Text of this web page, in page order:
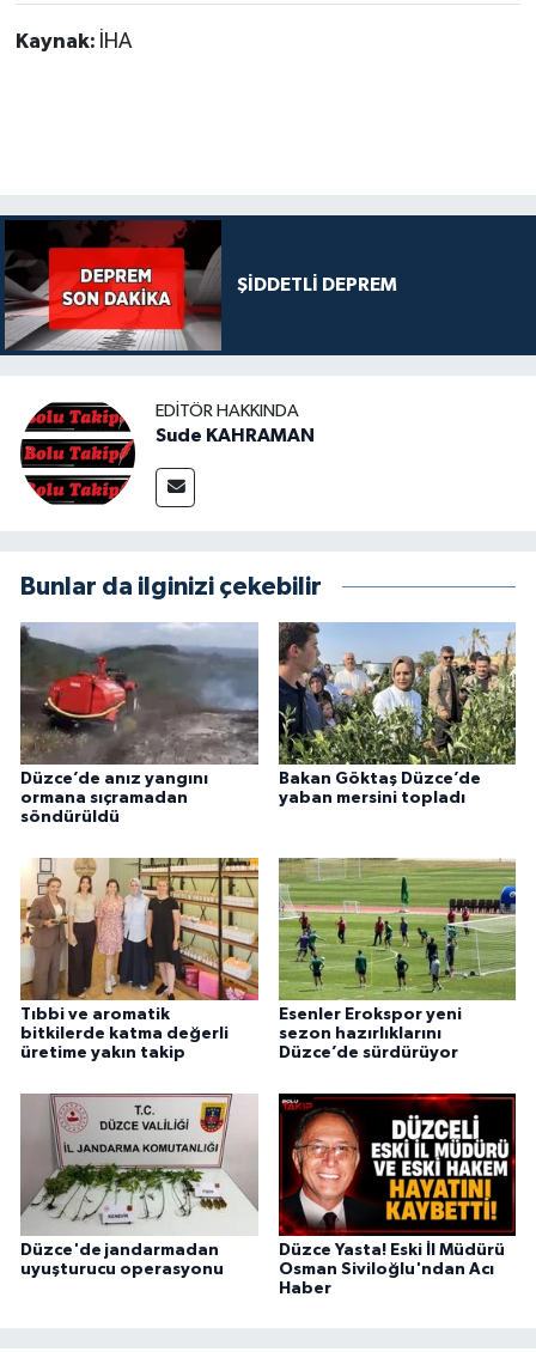
Kaynak: İHA
ŞİDDETLİ DEPREM
EDITÖR HAKKINDA
Sude KAHRAMAN
Bunlar da ilginizi çekebilir
Düzce’de anız yangını
ormana sıçramadan
söndürüldü
Bakan Göktaş Düzce’de
yaban mersini topladı
Tıbbi ve aromatik
bitkilerde katma değerli
üretime yakın takip
Esenler Erokspor yeni
sezon hazırlıklarını
Düzce’de sürdürüyor
Düzce'de jandarmadan
uyuşturucu operasyonu
Düzce Yasta! Eski İl Müdürü
Osman Siviloğlu'ndan Acı
Haber